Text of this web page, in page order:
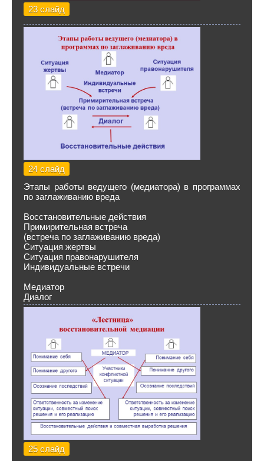
23 слайд
24 слайд
Этапы работы ведущего (медиатора) в программах
по заглаживанию вреда
Восстановительные действия
Примирительная встреча
(встреча по заглаживанию вреда)
Ситуация жертвы
Ситуация правонарушителя
Индивидуальные встречи
Медиатор
Диалог
25 слайд